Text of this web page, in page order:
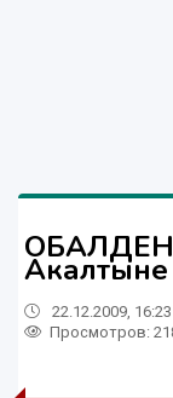
Акалтыне
22.12.2009, 16:23
Просмотров: